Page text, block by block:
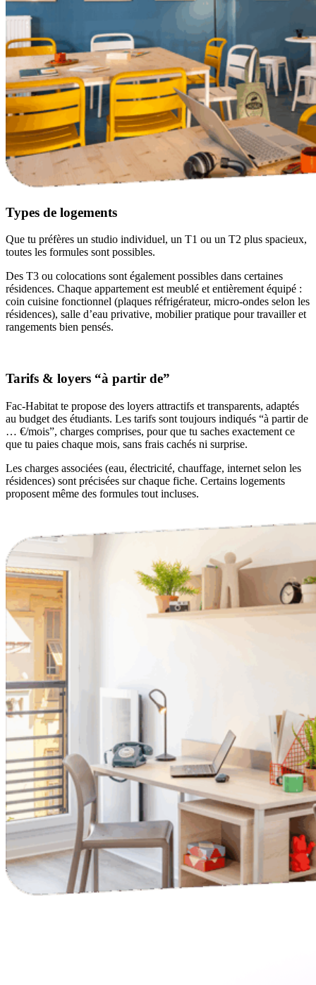
Types de logements
Que tu préfères un studio individuel, un T1 ou un T2 plus spacieux,
toutes les formules sont possibles.
Des T3 ou colocations sont également possibles dans certaines
résidences. Chaque appartement est meublé et entièrement équipé :
coin cuisine fonctionnel (plaques réfrigérateur, micro-ondes selon les
résidences), salle d’eau privative, mobilier pratique pour travailler et
rangements bien pensés.
Tarifs & loyers “à partir de”
Fac-Habitat te propose des loyers attractifs et transparents, adaptés
au budget des étudiants. Les tarifs sont toujours indiqués “à partir de
… €/mois”, charges comprises, pour que tu saches exactement ce
que tu paies chaque mois, sans frais cachés ni surprise.
Les charges associées (eau, électricité, chauffage, internet selon les
résidences) sont précisées sur chaque fiche. Certains logements
proposent même des formules tout incluses.